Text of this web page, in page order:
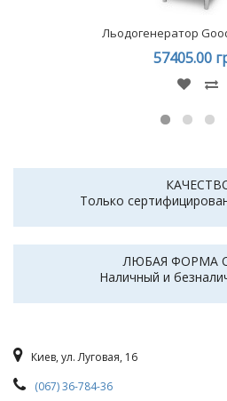
Льодогенератор
57405.00
Только
ЛЮБАЯ ФОРМА
Наличный и
Киев, ул. Луговая, 16
(067) 36-784-36